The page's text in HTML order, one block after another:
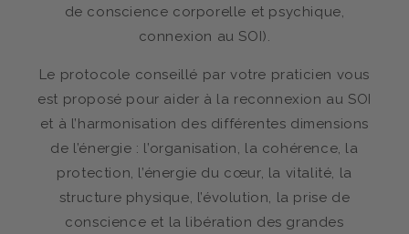
de conscience corporelle et psychique,
connexion au SOI).
Le protocole conseillé par votre praticien vous
est proposé pour aider à la reconnexion au SOI
et à l’harmonisation des différentes dimensions
de l’énergie : l’organisation, la cohérence, la
protection, l’énergie du cœur, la vitalité, la
structure physique, l’évolution, la prise de
conscience et la libération des grandes